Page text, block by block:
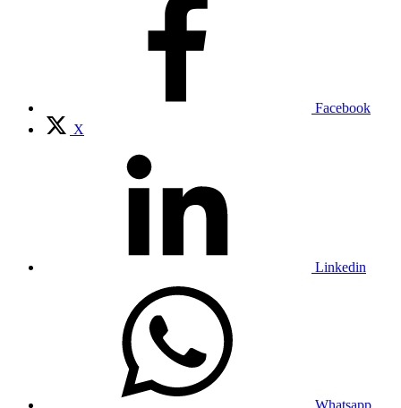
Facebook
X
Linkedin
Whatsapp